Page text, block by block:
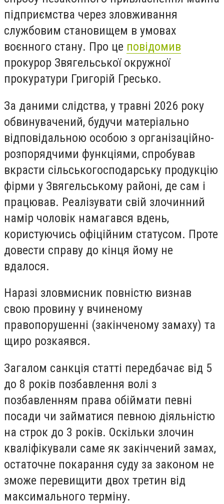
підприємства через зловживання
службовим становищем в умовах
воєнного стану. Про це повідомив
прокурор Звягельської окружної
прокуратури Григорій Гресько.
За даними слідства, у травні 2026 року
обвинувачений, будучи матеріально
відповідальною особою з організаційно-
розпорядчими функціями, спробував
вкрасти сільськогосподарську продукцію
фірми у Звягельському районі, де сам і
працював. Реалізувати свій злочинний
намір чоловік намагався вдень,
користуючись офіційним статусом. Проте
довести справу до кінця йому не
вдалося.
Наразі зловмисник повністю визнав
свою провину у вчиненому
правопорушенні (закінченому замаху) та
щиро розкаявся.
Загалом санкція статті передбачає від 5
до 8 років позбавлення волі з
позбавленням права обіймати певні
посади чи займатися певною діяльністю
на строк до 3 років. Оскільки злочин
кваліфікували саме як закінчений замах,
остаточне покарання суду за законом не
зможе перевищити двох третин від
максимального терміну.